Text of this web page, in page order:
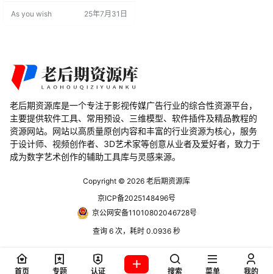
间线实时预览，大幅提升剪辑效
As you wish 25年7月31日
老后期资源库是一个专注于影视传媒广告行业的综合性资源平台，
主要提供软件工具、常用预设、三维模型、软件插件及精品教程的
资源网站。网站以高质量原创内容和丰富的行业资源为核心，服务
于设计师、视频创作者、3D艺术家等创意从业者及爱好者，致力于
成为数字艺术创作的辅助工具库与灵感来源。
Copyright © 2026 老后期资源库
京ICP备2025148496号
京公网安备11010802046728号
查询 6 次，耗时 0.0936 秒
首页 专题 认证 搜索 菜单 我的